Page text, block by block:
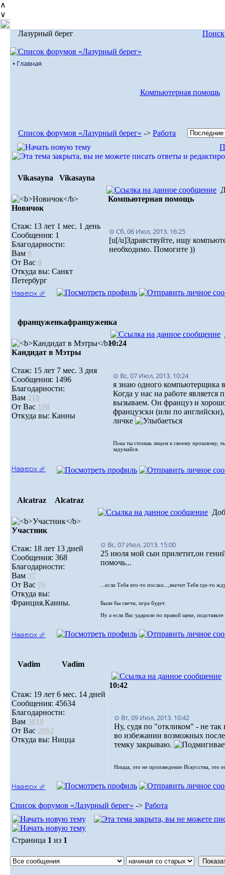
∧
∨
Лазурный берег Поиск
⦁ Главная
Компьютерная помощь
Список форумов «Лазурный берег» -> Работа
Vikasayna Vikasayna
Новичок
Стаж: 13 лет 1 мес. 1 день
Сообщения: 1
Благодарности:
Вам 0
От Вас 0
Откуда вы: Санкт
Петербург
Компьютерная помощь
⊙ Сб, 06 Июл, 2013. 16:25
[u[/u]Здравствуйте, ищу
необходимо. Помогите ))
Наверх ⮵
француженкафранцуженка
Кандидат в Мэтры
Стаж: 15 лет 7 мес. 3 дня
Сообщения: 1496
Благодарности:
Вам 210
От Вас 198
Откуда вы: Канны
10:24
⊙ Вс, 07 Июл, 2013. 10:24
я знаю одного компьютерщика
Когда у нас на работе
вызываем. Он француз и
французски (или по
личке
Пока ты стоишь лицом к своему прошлому,
задумайся.
Наверх ⮵
Alcatraz Alcatraz
Участник
Стаж: 18 лет 13 дней
Сообщения: 368
Благодарности:
Вам 37
От Вас 76
Откуда вы:
Франция.Канны.
⊙ Вс, 07 Июл, 2013. 15:00
25 июля мой сын прилетит,он
помочь...
...если Тебя кто-то послал...,значит Тебя где-то
Были бы свечи, игра будет.
Ну а если Вас ударили по правой щеке,
Наверх ⮵
Vadim Vadim
Стаж: 19 лет 6 мес. 14 дней
Сообщения: 45634
Благодарности:
Вам 3810
От Вас 2062
Откуда вы: Ницца
10:42
⊙ Вт, 09 Июл, 2013. 10:42
Ну, судя по "откликом" - не так
во избежании возможных
темку закрываю.
Ницца, это не произведение Искусства, это
Наверх ⮵
Список форумов «Лазурный берег» -> Работа
Страница 1 из 1